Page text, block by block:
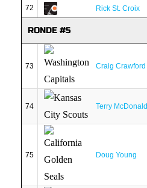
72 Rick St. Croix
RONDE #5
73 Craig Crawford
74 Terry McDonald
75 Doug Young